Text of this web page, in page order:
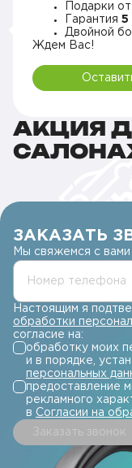
Подарки
Гарантия 5
Двойной
Ждем Вас!
АКЦИЯ
ЗАКАЗАТЬ
Мы свяжемся с
Номер телефона
Настоящим я
обработки
согласие на:
обработку моих
и в порядке,
персональных
предоставление
рекламного
в Согласии на
Заказать звонок